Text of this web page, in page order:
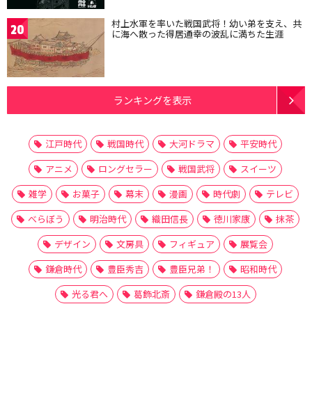
20 村上水軍を率いた戦国武将！幼い弟を支え、共
に海へ散った得居通幸の波乱に満ちた生涯
ランキングを表示
江戸時代 戦国時代 大河ドラマ
平安時代
アニメ
ロングセラー 戦国武将
スイーツ
雑学
お菓子 幕末 漫画 時代劇
テレビ
べらぼう
明治時代 織田信長 徳川家康
抹茶
デザイン
文房具 フィギュア
展覧会
鎌倉時代
豊臣秀吉 豊臣兄弟！
昭和時代
光る君へ
葛飾北斎 鎌倉殿の13人